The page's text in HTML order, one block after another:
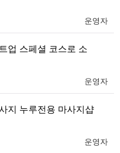
운영자
업 스페셜 코스로 소
운영자
지 누루전용 마사지샵
운영자